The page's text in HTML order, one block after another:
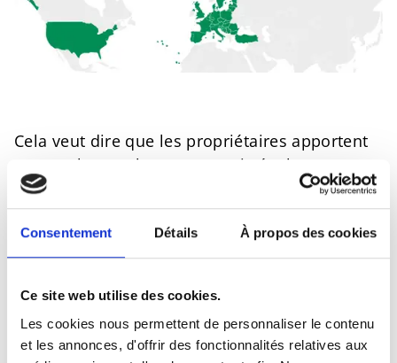
Consentement Détails À propos des cookies
Ce site web utilise des cookies.
Les cookies nous permettent de personnaliser le contenu
et les annonces, d'offrir des fonctionnalités relatives aux
Cela veut dire que les propriétaires apportent
non seulement leur nom, mais également tous
leurs efforts à l’entreprise. Ce concept a fait
ses preuves depuis maintenant plus de 100
ans et devrait aussi être maintenu à l’avenir.
de son chiffre d’affaires à l’étranger. En plus de
l’Allemagne, le groupe est actuellement
présent dans 30 autres pays européens, en